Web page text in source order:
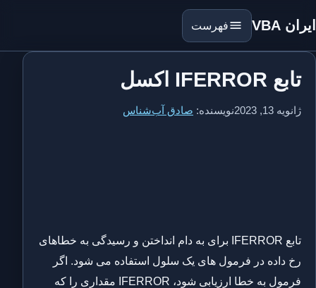
ایران VBA فهرست
تابع IFERROR اکسل
ژانویه 13, 2023 نویسنده: صادق آب‌شناس
تابع IFERROR برای به دام انداختن و رسیدگی به خطاهای
رخ داده در فرمول های یک سلول استفاده می شود. اگر
فرمول به خطا ارزیابی شود، IFERROR مقداری را که